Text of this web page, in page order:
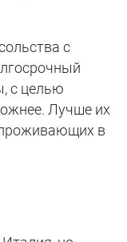
с
с целью
Лучше их
в